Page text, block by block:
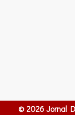
© 2026 Jornal